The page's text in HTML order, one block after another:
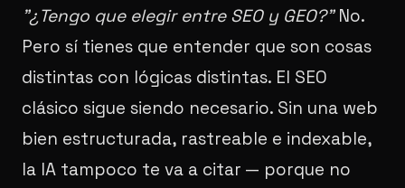
"¿Tengo que elegir entre SEO y GEO?"No.
Pero sí tienes que entender que son cosas
distintas con lógicas distintas. El SEO
clásico sigue siendo necesario. Sin una web
bien estructurada, rastreable e indexable,
la IA tampoco te va a citar — porque no